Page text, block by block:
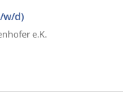
w/d)
e.K.